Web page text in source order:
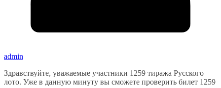
admin
Здравствуйте, уважаемые участники 1259 тиража Русского
лото. Уже в данную минуту вы сможете проверить билет 1259